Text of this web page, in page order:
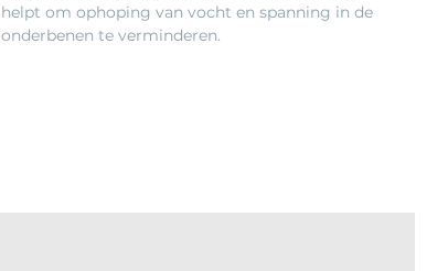
helpt om ophoping van vocht en spanning in de
onderbenen te verminderen.